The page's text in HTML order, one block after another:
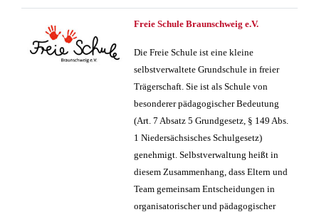
Freie Schule Braunschweig e.V.
Die Freie Schule ist eine kleine
selbstverwaltete Grundschule in freier
Trägerschaft. Sie ist als Schule von
besonderer pädagogischer Bedeutung
(Art. 7 Absatz 5 Grundgesetz, § 149 Abs.
1 Niedersächsisches Schulgesetz)
genehmigt. Selbstverwaltung heißt in
diesem Zusammenhang, dass Eltern und
Team gemeinsam Entscheidungen in
organisatorischer und pädagogischer